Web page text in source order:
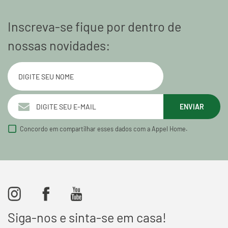
Inscreva-se fique por dentro de
nossas novidades:
ENVIAR
Concordo em compartilhar esses dados com a Appel Home.
Siga-nos e sinta-se em casa!